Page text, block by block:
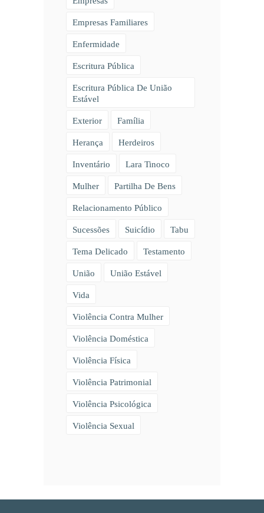
Empresas Familiares
Enfermidade
Escritura Pública
Escritura Pública De União
Estável
Exterior Família
Herança Herdeiros
Inventário Lara Tinoco
Mulher Partilha De Bens
Relacionamento Público
Sucessões Suicídio Tabu
Tema Delicado Testamento
União União Estável
Vida
Violência Contra Mulher
Violência Doméstica
Violência Física
Violência Patrimonial
Violência Psicológica
Violência Sexual